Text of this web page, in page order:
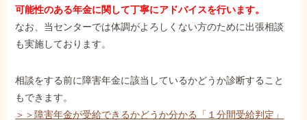
可能性のある年金に関して丁寧にアドバイスを行います。
なお、当センターでは体調がよろしくない方のために出張相談
も実施しております。
相談をする前に障害年金に該当しているかどうか診断すること
もできます。
＞＞障害年金が受給できるかどうか分かる「１分間受給判定」